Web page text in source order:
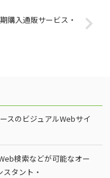
購入通販サービス・
スのビジュアルWebサイ
検索などが可能なオー
タント・